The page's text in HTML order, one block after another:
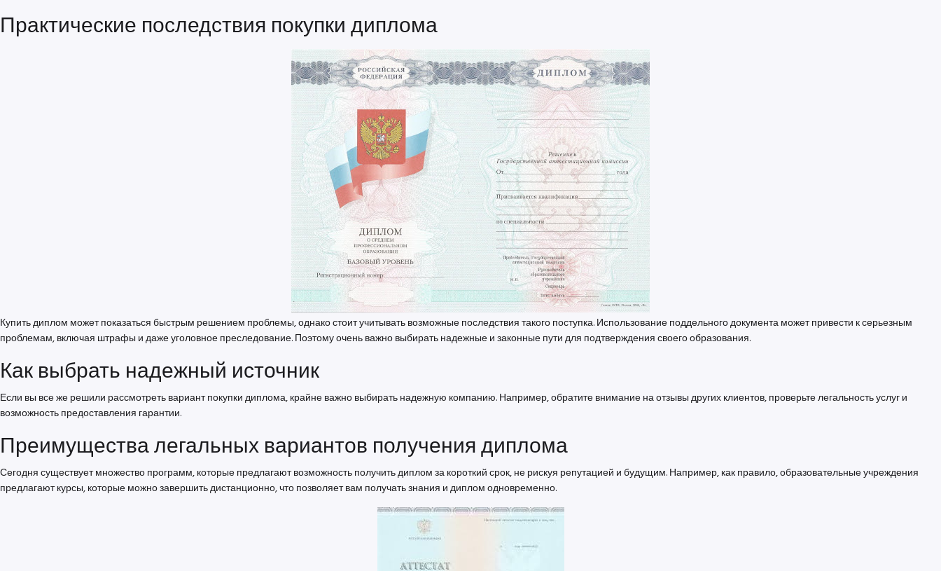
Практические последствия покупки диплома
Купить диплом может показаться быстрым решением проблемы, однако стоит учитывать возможные последствия такого поступка. Использование поддельного документа может привести к серьезным
проблемам, включая штрафы и даже уголовное преследование. Поэтому очень важно выбирать надежные и законные пути для подтверждения своего образования.
Как выбрать надежный источник
Если вы все же решили рассмотреть вариант покупки диплома, крайне важно выбирать надежную компанию. Например, обратите внимание на отзывы других клиентов, проверьте легальность услуг и
возможность предоставления гарантии.
Преимущества легальных вариантов получения диплома
Сегодня существует множество программ, которые предлагают возможность получить диплом за короткий срок, не рискуя репутацией и будущим. Например, как правило, образовательные учреждения
предлагают курсы, которые можно завершить дистанционно, что позволяет вам получать знания и диплом одновременно.